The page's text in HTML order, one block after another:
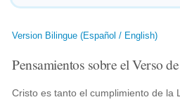
Version Bilingue (Español / English)
Pensamientos sobre el Verso
Cristo es tanto el cumplimiento de la